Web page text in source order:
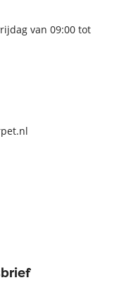
van 09:00 tot